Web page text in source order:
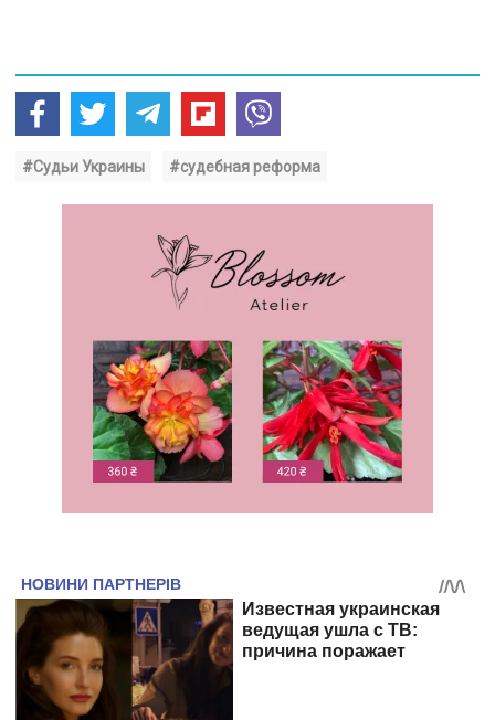
#Судьи Украины #судебная реформа